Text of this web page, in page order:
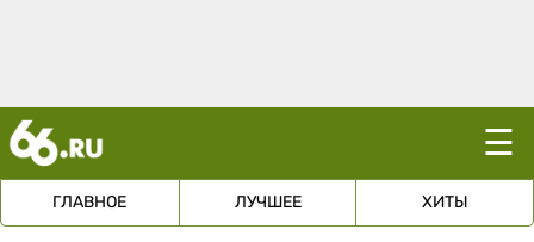
☰
ГЛАВНОЕ ЛУЧШЕЕ ХИТЫ